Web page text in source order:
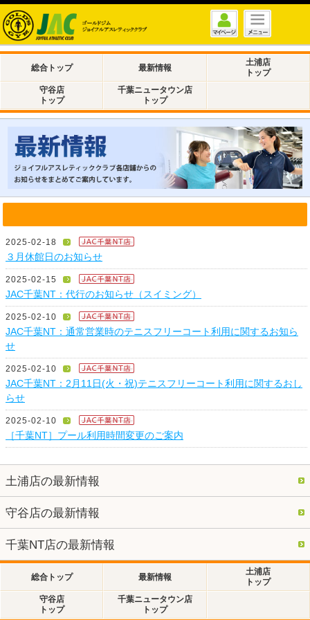
総合トップ 最新情報
土浦店
トップ
守谷店
トップ
千葉ニュータウン店
トップ
2025-02-18
３月休館日のお知らせ
2025-02-15
JAC千葉NT：代行のお知らせ（スイミング）
2025-02-10
JAC千葉NT：通常営業時のテニスフリーコート利用に関するお知ら
せ
2025-02-10
JAC千葉NT：2月11日(火・祝)テニスフリーコート利用に関するおし
らせ
2025-02-10
［千葉NT］プール利用時間変更のご案内
土浦店の最新情報
守谷店の最新情報
千葉NT店の最新情報
総合トップ 最新情報
土浦店
トップ
守谷店
トップ
千葉ニュータウン店
トップ